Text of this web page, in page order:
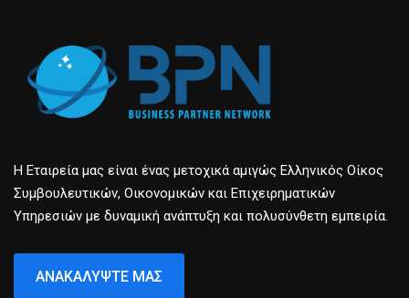
Η Εταιρεία μας είναι ένας μετοχικά αμιγώς Ελληνικός Οίκος
Συμβουλευτικών, Οικονομικών και Επιχειρηματικών
Υπηρεσιών με δυναμική ανάπτυξη και πολυσύνθετη εμπειρία.
ΑΝΑΚΑΛΎΨΤΕ ΜΑΣ